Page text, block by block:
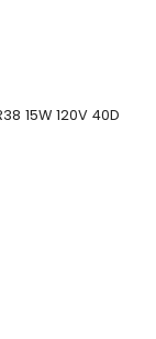
15W 120V 40D